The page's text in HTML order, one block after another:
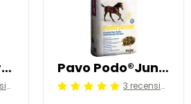
Pavo Ahiflower®Oil 0.5 l
4 recensioni
Pavo Podo®Junior 15 kg
Beoordeling: 5/5 3 recensioni